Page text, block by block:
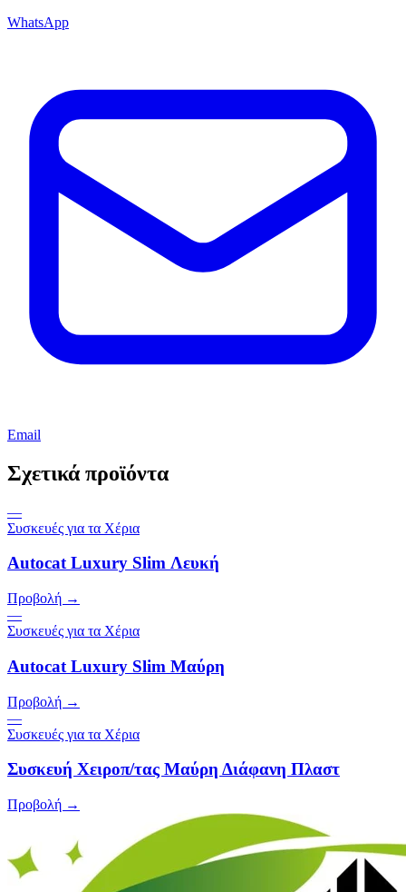
WhatsApp
Email
Σχετικά προϊόντα
—
Συσκευές για τα Χέρια
Autocat Luxury Slim Λευκή
Προβολή →
—
Συσκευές για τα Χέρια
Autocat Luxury Slim Μαύρη
Προβολή →
—
Συσκευές για τα Χέρια
Συσκευή Χειροπ/τας Μαύρη Διάφανη Πλαστ
Προβολή →